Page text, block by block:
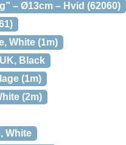
– Ø13cm – Hvid (62060)
White (1m)
Black
(1m)
(2m)
White